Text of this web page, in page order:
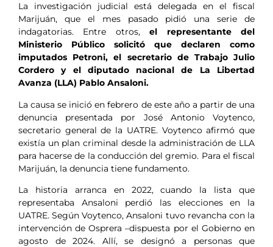
La investigación judicial está delegada en el fiscal
Marijuán, que el mes pasado pidió una serie de
indagatorias. Entre otros,el representante del
Ministerio Público solicitó que declaren como
imputados Petroni, el secretario de Trabajo Julio
Cordero y el diputado nacional de La Libertad
Avanza (LLA) Pablo Ansaloni.
La causa se inició en febrero de este año a partir de una
denuncia presentada por José Antonio Voytenco,
secretario general de la UATRE. Voytenco afirmó que
existía un plan criminal desde la administración de LLA
para hacerse de la conducción del gremio. Para el fiscal
Marijuán, la denuncia tiene fundamento.
La historia arranca en 2022, cuando la lista que
representaba Ansaloni perdió las elecciones en la
UATRE. Según Voytenco, Ansaloni tuvo revancha con la
intervención de Osprera –dispuesta por el Gobierno en
agosto de 2024. Allí, se designó a personas que